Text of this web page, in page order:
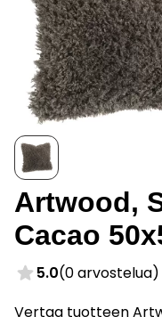
Artwood,
Cacao
5.0(0 arvostelua)
Vertaa tuotteen